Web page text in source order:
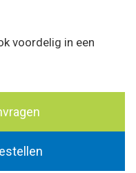
voordelig in een